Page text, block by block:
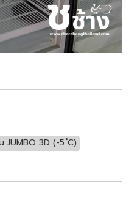
JUMBO 3D (-5 ํC)